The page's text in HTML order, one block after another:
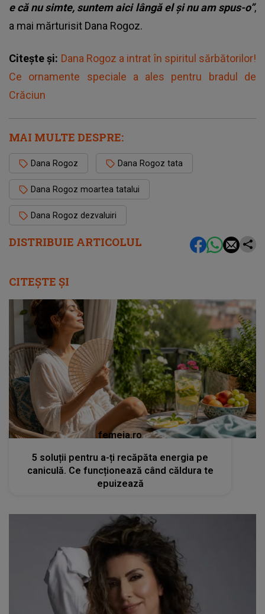
DISTRIBUIE ARTICOLUL
e că nu simte, suntem aici lângă el și nu am spus-o”,
a mai mărturisit Dana Rogoz.
Citește și: Dana Rogoz a intrat în spiritul sărbătorilor!
Ce ornamente speciale a ales pentru bradul de
Crăciun
MAI MULTE DESPRE:
Dana Rogoz Dana Rogoz tata
Dana Rogoz moartea tatalui
Dana Rogoz dezvaluiri
CITEȘTE ȘI
femeia.ro
5 soluții pentru a-ți recăpăta energia pe
caniculă. Ce funcționează când căldura te
epuizează